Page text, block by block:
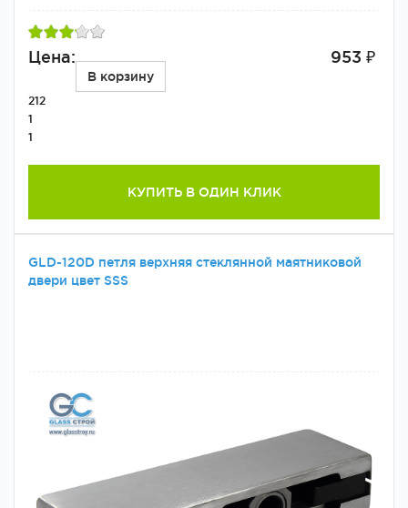
Цена: 953 ₽
В корзину
212
1
1
КУПИТЬ В ОДИН КЛИК
GLD-120D петля верхняя стеклянной маятниковой
двери цвет SSS